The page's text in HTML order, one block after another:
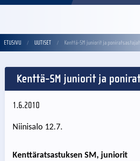
ETUSIVU UUTISET Kenttä-SM juniorit ja poniratsastajat
Kenttä-SM juniorit ja
1.6.2010
Niinisalo 12.7.
Kenttäratsastuksen SM, juniorit